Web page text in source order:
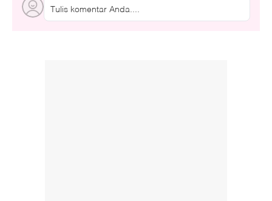
Tulis komentar Anda....